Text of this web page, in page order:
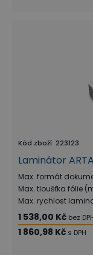
Kód zboží: 223123
Laminátor
Max. formát
Max. tloušťka fólie
Max. rychlost
1 538,00 Kč bez
1 860,98 Kč s DPH